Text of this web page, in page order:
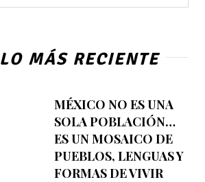
LO MÁS RECIENTE
MÉXICO NO ES UNA
SOLA POBLACIÓN…
ES UN MOSAICO DE
PUEBLOS, LENGUAS Y
FORMAS DE VIVIR